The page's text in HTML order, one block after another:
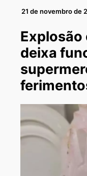
21 de novembro de
Explosão
deixa